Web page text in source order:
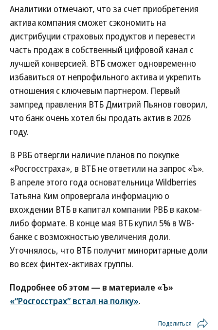
Аналитики отмечают, что за счет приобретения
актива компания сможет сэкономить на
дистрибуции страховых продуктов и перевести
часть продаж в собственный цифровой канал с
лучшей конверсией. ВТБ сможет одновременно
избавиться от непрофильного актива и укрепить
отношения с ключевым партнером. Первый
зампред правления ВТБ Дмитрий Пьянов говорил,
что банк очень хотел бы продать актив в 2026
году.
В РВБ отвергли наличие планов по покупке
«Росгосстраха», в ВТБ не ответили на запрос «Ъ».
В апреле этого года основательница Wildberries
Татьяна Ким опровергала информацию о
вхождении ВТБ в капитал компании РВБ в каком-
либо формате. В конце мая ВТБ купил 5% в WB-
банке с возможностью увеличения доли.
Уточнялось, что ВТБ получит миноритарные доли
во всех финтех-активах группы.
Подробнее об этом — в материале «Ъ»
«“Росгосстрах” встал на полку».
Поделиться